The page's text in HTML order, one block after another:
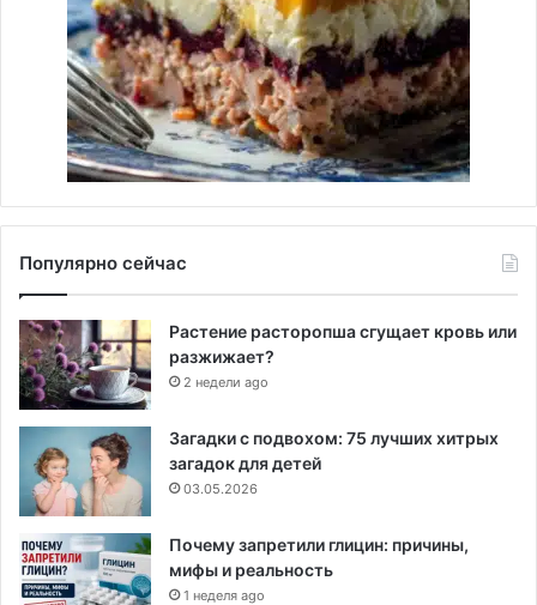
Популярно сейчас
Растение расторопша сгущает кровь или
разжижает?
2 недели ago
Загадки с подвохом: 75 лучших хитрых
загадок для детей
03.05.2026
Почему запретили глицин: причины,
мифы и реальность
1 неделя ago